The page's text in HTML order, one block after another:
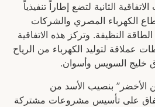
الثانية لتضع إطاراً تنفيذياً
الكهرباء المصري والشركات
النظيفة. وتركز هذه الاتفاقية
عملاقة لتوليد الكهرباء من الرياح
خليج السويس وأسوان.
الأخضر” بنصيب الأسد من
على تأسيس مشروعات مشتركة